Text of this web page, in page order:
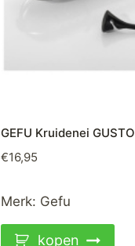
GEFU Kruidenei GUSTO
€16,95
Merk: Gefu
kopen